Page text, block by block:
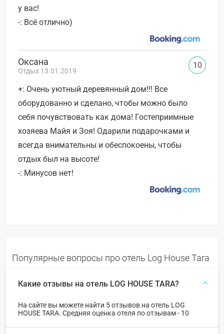
у вас!
-: Всё отлично)
Оксана
Отдых 13.01.2019
+: Очень уютный деревянный дом!!! Все
оборудованно и сделано, чтобы можно было
себя почувствовать как дома! Гостеприимные
хозяева Майя и Зоя! Одарили подарочками и
всегда внимательны и обеспокоены, чтобы
отдых был на высоте!
-: Минусов нет!
10
Популярные вопросы про отель Log House Tara
Какие отзывы на отель LOG HOUSE TARA?
На сайте вы можете найти 5 отзывов на отель LOG
HOUSE TARA. Средняя оценка отеля по отзывам - 10